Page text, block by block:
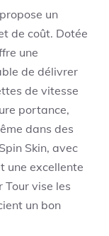
un
de coût. Dotée
une
de délivrer
de vitesse
portance,
dans des
Skin, avec
une excellente
Tour vise les
un bon